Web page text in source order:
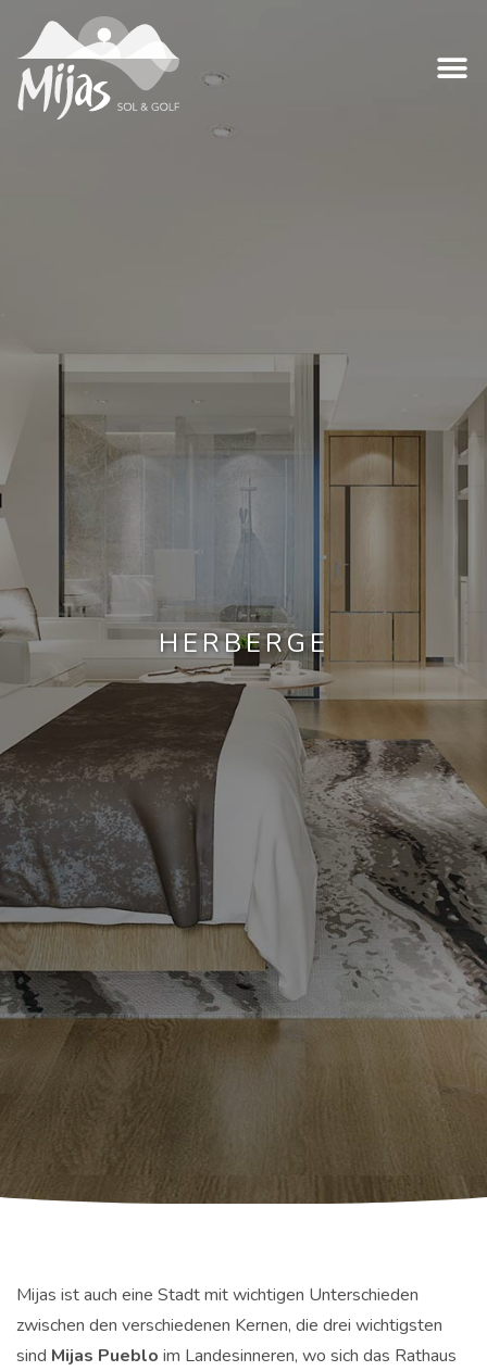
HERBERGE
Mijas ist auch eine Stadt mit wichtigen Unterschieden
zwischen den verschiedenen Kernen, die drei wichtigsten
sind Mijas Pueblo im Landesinneren, wo sich das Rathaus